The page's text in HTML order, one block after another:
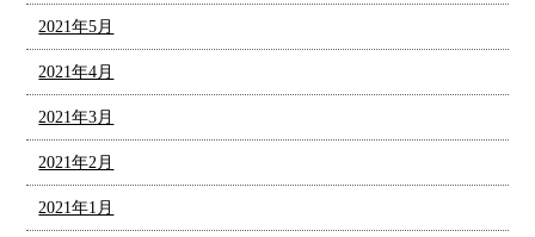
2021年5月
2021年4月
2021年3月
2021年2月
2021年1月